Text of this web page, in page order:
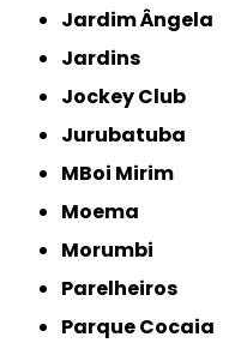
Jardim Ângela
Jardins
Jockey Club
Jurubatuba
MBoi Mirim
Moema
Morumbi
Parelheiros
Parque Cocaia